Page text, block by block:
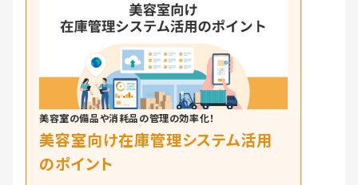
美容室の備品や消耗品の管理の効率化！
美容室向け在庫管理システム活用
のポイント